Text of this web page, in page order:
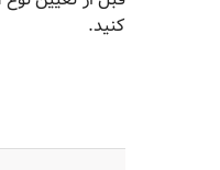
کنید.